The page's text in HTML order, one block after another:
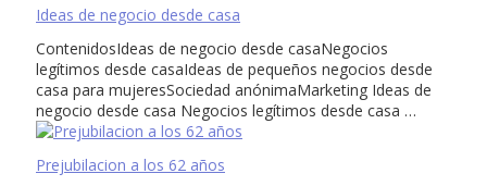
Ideas de negocio desde casa
ContenidosIdeas de negocio desde casaNegocios
legítimos desde casaIdeas de pequeños negocios desde
casa para mujeresSociedad anónimaMarketing Ideas de
negocio desde casa Negocios legítimos desde casa …
Prejubilacion a los 62 años